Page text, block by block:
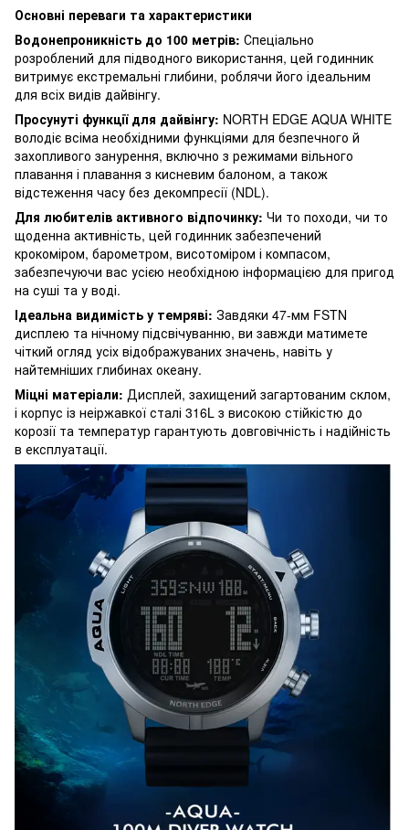
Основні переваги та характеристики
Водонепроникність до 100 метрів: Спеціально
розроблений для підводного використання, цей годинник
витримує екстремальні глибини, роблячи його ідеальним
для всіх видів дайвінгу.
Просунуті функції для дайвінгу: NORTH EDGE AQUA WHITE
володіє всіма необхідними функціями для безпечного й
захопливого занурення, включно з режимами вільного
плавання і плавання з кисневим балоном, а також
відстеження часу без декомпресії (NDL).
Для любителів активного відпочинку: Чи то походи, чи то
щоденна активність, цей годинник забезпечений
крокоміром, барометром, висотоміром і компасом,
забезпечуючи вас усією необхідною інформацією для пригод
на суші та у воді.
Ідеальна видимість у темряві: Завдяки 47-мм FSTN
дисплею та нічному підсвічуванню, ви завжди матимете
чіткий огляд усіх відображуваних значень, навіть у
найтемніших глибинах океану.
Міцні матеріали: Дисплей, захищений загартованим склом,
і корпус із неіржавкої сталі 316L з високою стійкістю до
корозії та температур гарантують довговічність і надійність
в експлуатації.